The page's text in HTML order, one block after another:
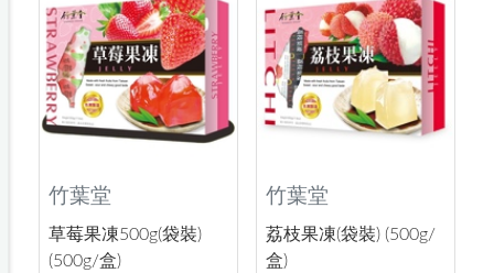
竹葉堂
草莓果凍500g(袋裝)
(500g/盒)
竹葉堂
荔枝果凍(袋裝) (500g/
盒)